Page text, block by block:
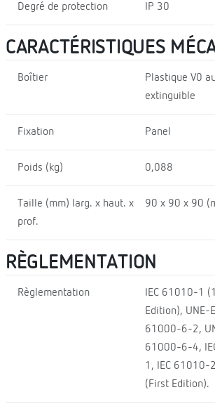
Degré de protection IP 30
CARACTÉRISTIQUES
Boîtier
Plastique V0
extinguible
Fixation Panel
Poids (kg) 0,088
Taille (mm) larg. x haut. x
prof.
90 x 90 x 90
RÈGLEMENTATION
Règlementation
IEC 61010-1
Edition), UNE-
61000-6-2,
61000-6-4,
1, IEC 61010-
(First Edition).